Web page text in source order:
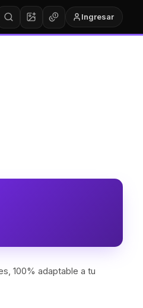
Ingresar
100% adaptable a tu